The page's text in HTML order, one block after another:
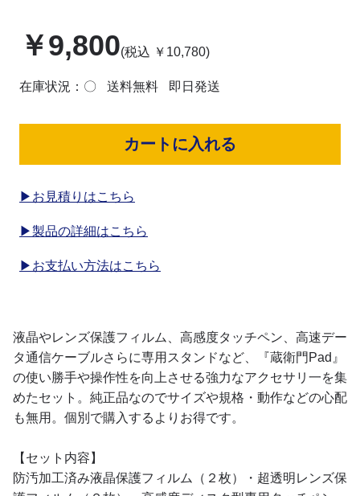
￥9,800(税込 ￥ 10,780)
在庫状況：〇 送料無料 即日発送
カートに入れる
▶お見積りはこちら
▶製品の詳細はこちら
▶お支払い方法はこちら
液晶やレンズ保護フィルム、高感度タッチペン、高速デー
タ通信ケーブルさらに専用スタンドなど、『蔵衛門Pad』
の使い勝手や操作性を向上させる強力なアクセサリ一を集
めたセット。純正品なのでサイズや規格・動作などの心配
も無用。個別で購入するよりお得です。
【セット内容】
防汚加工済み液晶保護フィルム（２枚）・超透明レンズ保